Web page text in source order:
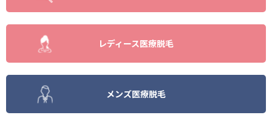
レディース医療脱毛
メンズ医療脱毛